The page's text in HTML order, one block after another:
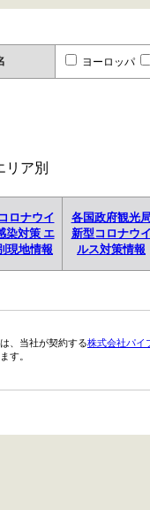
ヨーロッパ
リア別
ロナウイ
染対策 エ
現地情報
各国政府観光
新型コロナウ
ルス対策情報
、当社が契約する株式会社パイ
す。